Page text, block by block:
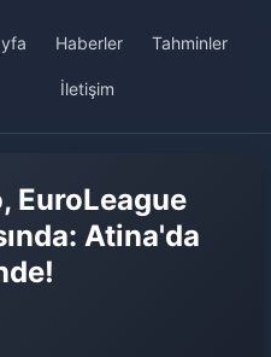
Haberler Tahminler
İletişim
EuroLeague
Atina'da